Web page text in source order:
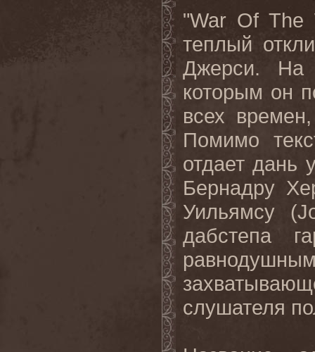
"War Of
теплый
Джерси. На
которым он
всех времен
Помимо
отдает дань
Бернадру
Уильямсу (
дабстепа
слушателя